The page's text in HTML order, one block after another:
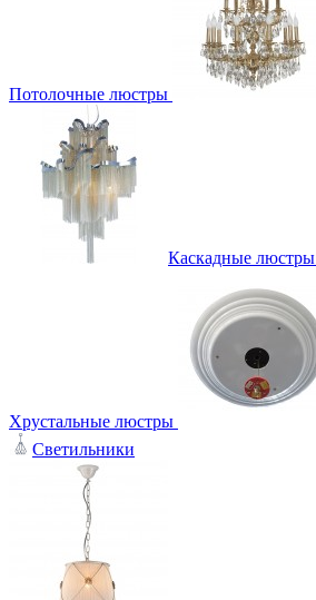
Потолочные люстры
Каскадные люстры
Хрустальные люстры
Светильники